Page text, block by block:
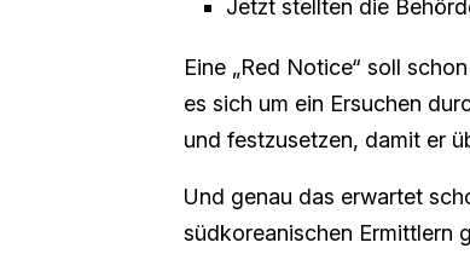
Jetzt stellten die
Eine „Red Notice“ soll
es sich um ein Ersuchen
und festzusetzen, damit er
Und genau das erwartet
südkoreanischen Ermittlern